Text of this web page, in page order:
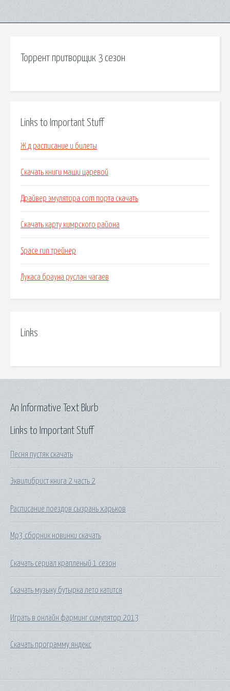
Торрент притворщик 3 сезон
Links to Important Stuff
Ж д расписание и билеты
Скачать книги маши царевой
Драйвер эмулятора com порта скачать
Скачать карту кимрского района
Space run трейнер
Лукаса брауна руслан чагаев
Links
Links to Important Stuff
Песня пустяк скачать
Эквилибрист книга 2 часть 2
Расписание поездов сызрань харьков
Mp3 сборник новинки скачать
Скачать сериал крапленый 1 сезон
Скачать музыку бутырка лето катится
Играть в онлайн фарминг симулятор 2013
Скачать программу яндекс
An Informative Text Blurb